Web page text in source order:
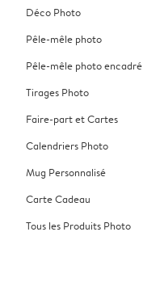
Déco Photo
Pêle-mêle photo
Pêle-mêle photo encadré
Tirages Photo
Faire-part et Cartes
Calendriers Photo
Mug Personnalisé
Carte Cadeau
Tous les Produits Photo